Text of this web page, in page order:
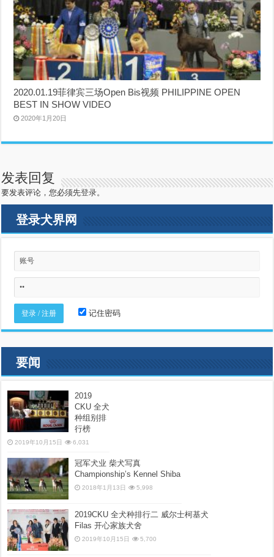
2020.01.19菲律宾三场Open Bis视频 PHILIPPINE OPEN
BEST IN SHOW VIDEO
2020年1月20日
发表回复
要发表评论，您必须先登录。
登录犬界网
记住密码
要闻
2019
CKU 全犬
种组别排
行榜
2019年10月15日 6,031
冠军犬业 柴犬写真
Championship’s Kennel Shiba
2018年1月13日 5,998
2019CKU 全犬种排行二 威尔士柯基犬
Filas 开心家族犬舍
2019年10月15日 5,700